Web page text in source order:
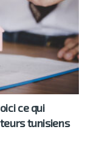
ce qui
tunisiens